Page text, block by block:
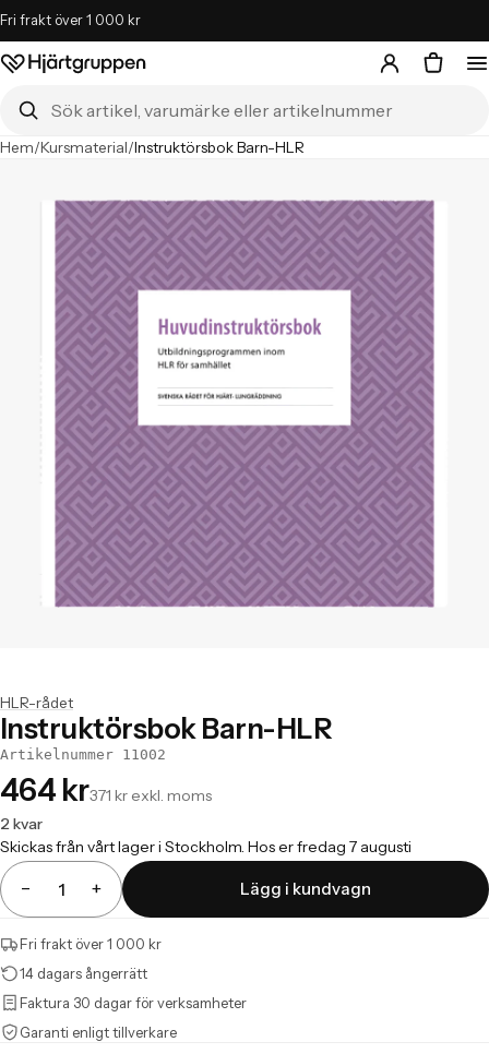
Fri frakt över 1 000 kr
Hjärtgruppen – startsida
Hem/Kursmaterial/Instruktörsbok Barn-HLR
HLR-rådet
Instruktörsbok Barn-HLR
Artikelnummer 11002
464 kr371 kr exkl. moms
2 kvar
Skickas från vårt lager i Stockholm. Hos er fredag 7 augusti
− + Lägg i kundvagn
Fri frakt över 1 000 kr
14 dagars ångerrätt
Faktura 30 dagar för verksamheter
Garanti enligt tillverkare